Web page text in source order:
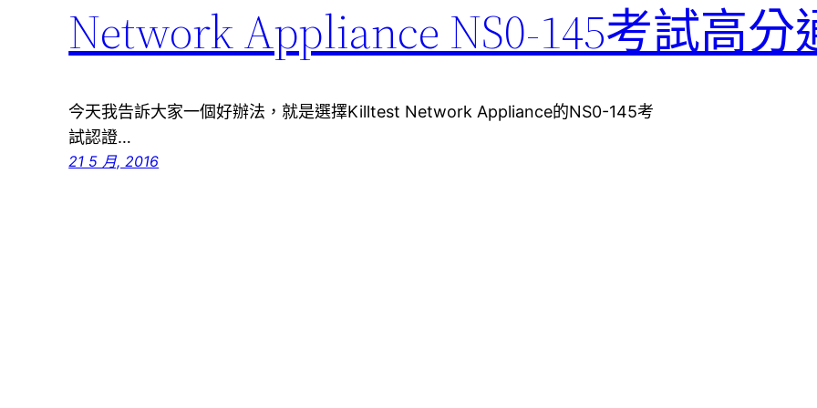
Network Appliance NS0-145考試高分
今天我告訴大家一個好辦法，就是選擇Killtest Network Appliance的NS0-145考
試認證…
21 5 月, 2016